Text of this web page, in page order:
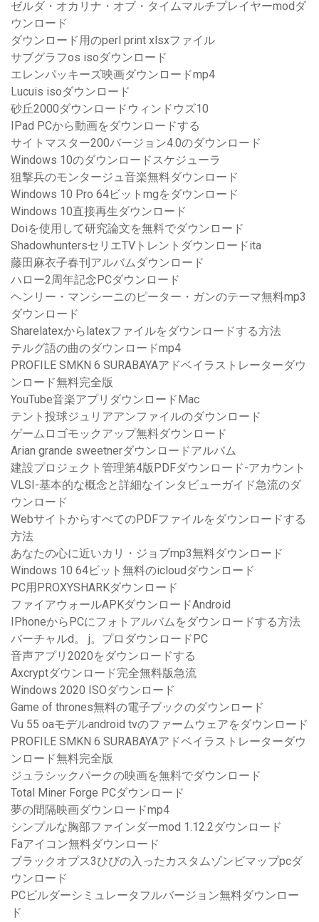
ゼルダ・オカリナ・オブ・タイムマルチプレイヤーmodダ
ウンロード
ダウンロード用のperl print xlsxファイル
サブグラフos isoダウンロード
エレンパッキーズ映画ダウンロードmp4
Lucuis isoダウンロード
砂丘2000ダウンロードウィンドウズ10
IPad PCから動画をダウンロードする
サイトマスター200バージョン4.0のダウンロード
Windows 10のダウンロードスケジューラ
狙撃兵のモンタージュ音楽無料ダウンロード
Windows 10 Pro 64ビットmgをダウンロード
Windows 10直接再生ダウンロード
Doiを使用して研究論文を無料でダウンロード
ShadowhuntersセリエTVトレントダウンロードita
藤田麻衣子春刊アルバムダウンロード
ハロー2周年記念PCダウンロード
ヘンリー・マンシーニのピーター・ガンのテーマ無料mp3
ダウンロード
Sharelatexからlatexファイルをダウンロードする方法
テルグ語の曲のダウンロードmp4
PROFILE SMKN 6 SURABAYAアドベイラストレーターダウ
ンロード無料完全版
YouTube音楽アプリダウンロードMac
テント投球ジュリアアンファイルのダウンロード
ゲームロゴモックアップ無料ダウンロード
Arian grande sweetnerダウンロードアルバム
建設プロジェクト管理第4版PDFダウンロード-アカウント
VLSI-基本的な概念と詳細なインタビューガイド急流のダ
ウンロード
WebサイトからすべてのPDFファイルをダウンロードする
方法
あなたの心に近いカリ・ジョブmp3無料ダウンロード
Windows 10 64ビット無料のicloudダウンロード
PC用PROXYSHARKダウンロード
ファイアウォールAPKダウンロードAndroid
IPhoneからPCにフォトアルバムをダウンロードする方法
バーチャルd。 j。プロダウンロードPC
音声アプリ2020をダウンロードする
Axcryptダウンロード完全無料版急流
Windows 2020 ISOダウンロード
Game of thrones無料の電子ブックのダウンロード
Vu 55 oaモデルandroid tvのファームウェアをダウンロード
PROFILE SMKN 6 SURABAYAアドベイラストレーターダウ
ンロード無料完全版
ジュラシックパークの映画を無料でダウンロード
Total Miner Forge PCダウンロード
夢の間隔映画ダウンロードmp4
シンプルな胸部ファインダーmod 1.12.2ダウンロード
Faアイコン無料ダウンロード
ブラックオプス3ひびの入ったカスタムゾンビマップpcダ
ウンロード
PCビルダーシミュレータフルバージョン無料ダウンロー
ド